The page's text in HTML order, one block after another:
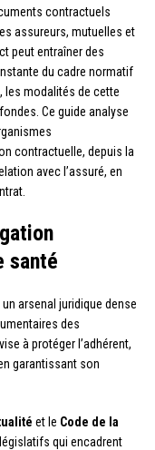
contractuels
assureurs, mutuelles et
peut entraîner des
du cadre normatif
les modalités de cette
Ce guide analyse
contractuelle, depuis la
avec l’assuré, en
santé
arsenal juridique dense
des
à protéger l’adhérent,
garantissant son
et le Code de la
qui encadrent